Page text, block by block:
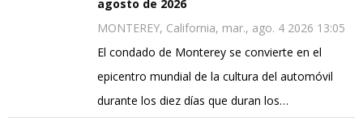
agosto de 2026
MONTEREY, California, mar., ago. 4 2026 13:05
El condado de Monterey se convierte en el
epicentro mundial de la cultura del automóvil
durante los diez días que duran los…